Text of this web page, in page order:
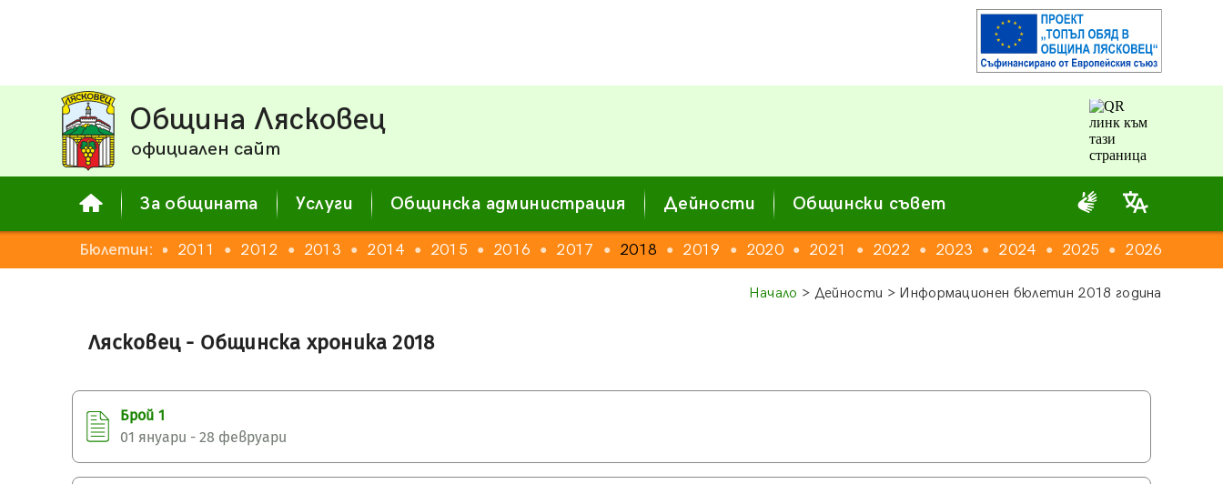
Община Лясковец
официален сайт
За общината Услуги Общинска администрация Дейности Общински съвет
Бюлетин:
2009 ● 2010 ● 2011 ● 2012 ● 2013 ● 2014 ● 2015 ● 2016 ● 2017 ● 2018 ● 2019 ● 2020 ● 2021 ● 2022 ● 2023 ● 2024 ● 2025 ● 2026
Начало > Дейности > Информационен бюлетин 2018 година
Лясковец - Общинска хроника 2018
Брой 1
01 януари - 28 февруари